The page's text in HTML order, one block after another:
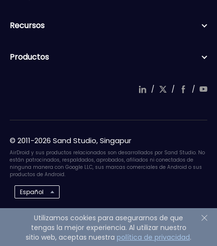
Recursos
Productos
/ / /
© 2011-2026 Sand Studio, Singapur
AirDroid y sus productos relacionados son desarrollados por Sand Studio. No
están patrocinados, respaldados, aprobados, afiliados ni conectados de
ninguna manera con Google LLC, sus marcas comerciales de Android o sus
productos de Android.
Español
Utilizamos cookies para asegurarnos de que
tengas la mejor experiencia. Al utilizar nuestro
sitio web, aceptas nuestra política de privacidad.